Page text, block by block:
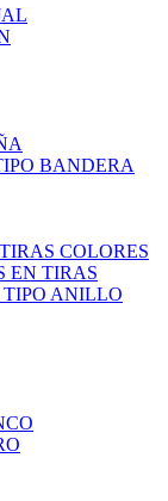
BANDERA
COLORES
EN TIRAS
ANILLO